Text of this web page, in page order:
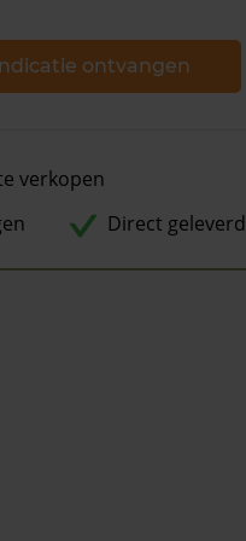
ontvangen
verkopen
Direct geleverd